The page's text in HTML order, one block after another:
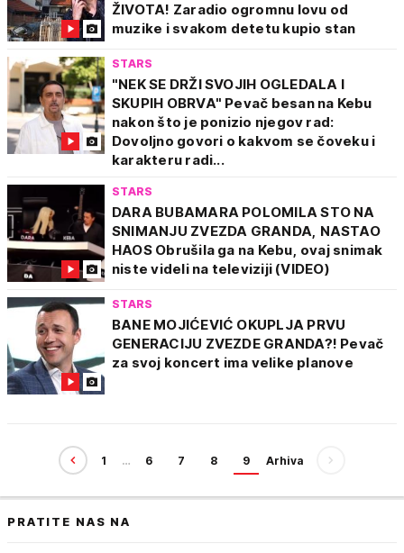
ŽIVOTA! Zaradio ogromnu lovu od
muzike i svakom detetu kupio stan
STARS
"NEK SE DRŽI SVOJIH OGLEDALA I
SKUPIH OBRVA" Pevač besan na Kebu
nakon što je ponizio njegov rad:
Dovoljno govori o kakvom se čoveku i
karakteru radi...
STARS
DARA BUBAMARA POLOMILA STO NA
SNIMANJU ZVEZDA GRANDA, NASTAO
HAOS Obrušila ga na Kebu, ovaj snimak
niste videli na televiziji (VIDEO)
STARS
BANE MOJIĆEVIĆ OKUPLJA PRVU
GENERACIJU ZVEZDE GRANDA?! Pevač
za svoj koncert ima velike planove
1 … 6 7 8 9 Arhiva
PRATITE NAS NA